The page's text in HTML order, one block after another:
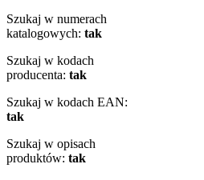
Szukaj w numerach
katalogowych: tak
Szukaj w kodach
producenta: tak
Szukaj w kodach EAN:
tak
Szukaj w opisach
produktów: tak